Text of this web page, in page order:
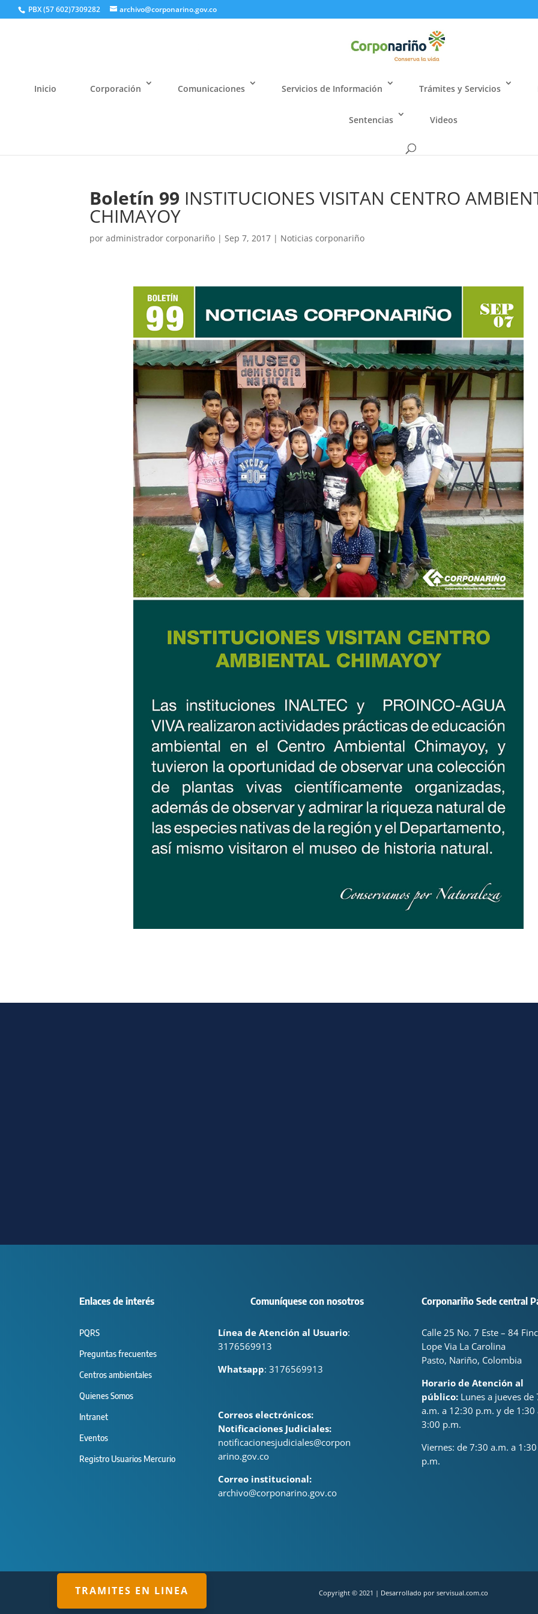
PBX (57 602)7309282 archivo@corponarino.gov.co
Inicio Corporación Comunicaciones Servicios de Información Trámites y Servicios
Sentencias Videos
Boletín 99 INSTITUCIONES VISITAN CENTRO
CHIMAYOY
poradministrador corponariño |Sep 7, 2017 | Noticias corponariño
Enlaces de interés
PQRS
Preguntas frecuentes
Centros ambientales
Quienes Somos
Intranet
Eventos
Registro Usuarios Mercurio
Comuníquese con nosotros
Línea de Atención al Usuario:
3176569913
Whatsapp: 3176569913
Correos electrónicos:
Notificaciones Judiciales:
notificacionesjudiciales@corpon
arino.gov.co
Correo institucional:
archivo@corponarino.gov.co
Corponariño Sede central
Calle 25 No. 7 Este – 84
Lope Via La Carolina
Pasto, Nariño, Colombia
Horario de Atención al
público:Lunes a jueves de
a.m. a 12:30 p.m. y de 1:30
3:00 p.m.
Viernes: de 7:30 a.m. a 1:30
p.m.
Copyright © 2021 | Desarrollado por servisual.com.co
TRAMITES EN LINEA